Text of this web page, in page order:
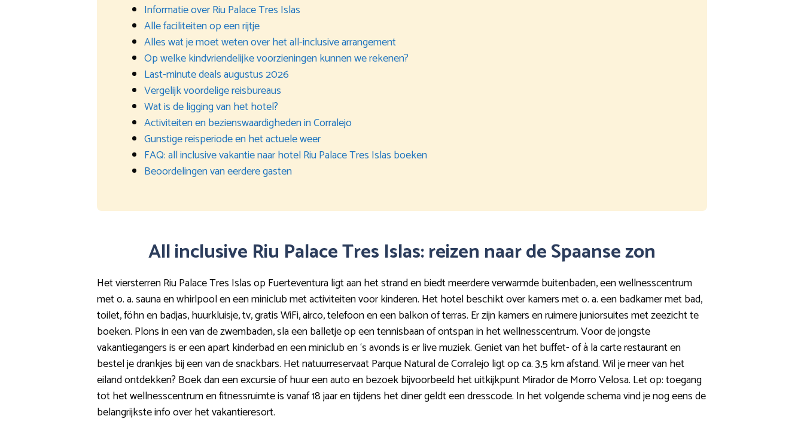
Informatie over Riu Palace Tres Islas
Alle faciliteiten op een rijtje
Alles wat je moet weten over het all-inclusive arrangement
Op welke kindvriendelijke voorzieningen kunnen we rekenen?
Last-minute deals augustus 2026
Vergelijk voordelige reisbureaus
Wat is de ligging van het hotel?
Activiteiten en bezienswaardigheden in Corralejo
Gunstige reisperiode en het actuele weer
FAQ: all inclusive vakantie naar hotel Riu Palace Tres Islas boeken
Beoordelingen van eerdere gasten
All inclusive Riu Palace Tres Islas: reizen naar de Spaanse zon
Het viersterren Riu Palace Tres Islas op Fuerteventura ligt aan het strand en biedt meerdere verwarmde buitenbaden, een wellnesscentrum
met o. a. sauna en whirlpool en een miniclub met activiteiten voor kinderen. Het hotel beschikt over kamers met o. a. een badkamer met bad,
toilet, föhn en badjas, huurkluisje, tv, gratis WiFi, airco, telefoon en een balkon of terras. Er zijn kamers en ruimere juniorsuites met zeezicht te
boeken. Plons in een van de zwembaden, sla een balletje op een tennisbaan of ontspan in het wellnesscentrum. Voor de jongste
vakantiegangers is er een apart kinderbad en een miniclub en ‘s avonds is er live muziek. Geniet van het buffet- of à la carte restaurant en
bestel je drankjes bij een van de snackbars. Het natuurreservaat Parque Natural de Corralejo ligt op ca. 3,5 km afstand. Wil je meer van het
eiland ontdekken? Boek dan een excursie of huur een auto en bezoek bijvoorbeeld het uitkijkpunt Mirador de Morro Velosa. Let op: toegang
tot het wellnesscentrum en fitnessruimte is vanaf 18 jaar en tijdens het diner geldt een dresscode. In het volgende schema vind je nog eens de
belangrijkste info over het vakantieresort.